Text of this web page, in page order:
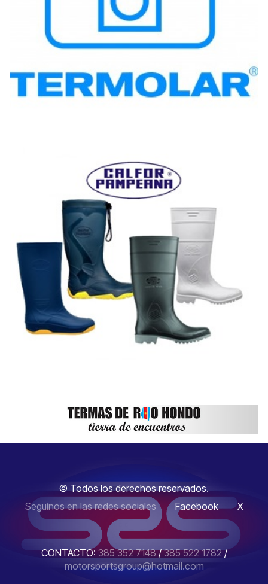
CONTACTO:385 352 7148/385 522 1782/
motorsportsgroup@hotmail.com
Seguinos en las redes sociales Facebook X
© Todos los derechos reservados.